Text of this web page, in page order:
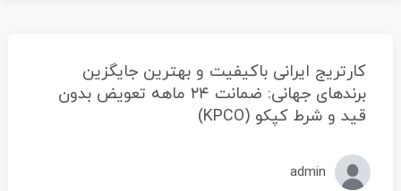
کارتریج ایرانی باکیفیت و بهترین جایگزین
برندهای جهانی: ضمانت ۲۴ ماهه تعویض بدون
قید و شرط کپکو (KPCO)
admin